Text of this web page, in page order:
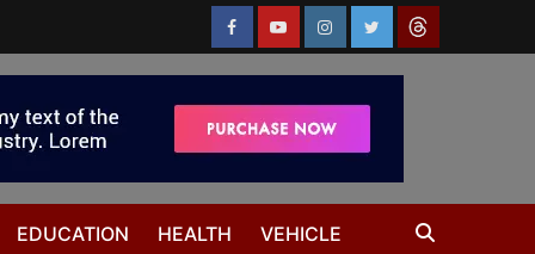
EDUCATION HEALTH VEHICLE